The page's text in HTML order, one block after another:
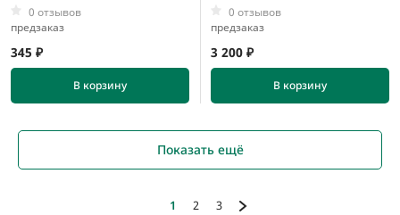
0 отзывов
предзаказ
345 ₽
В корзину
0 отзывов
предзаказ
3 200 ₽
В корзину
Показать ещё
1 2 3